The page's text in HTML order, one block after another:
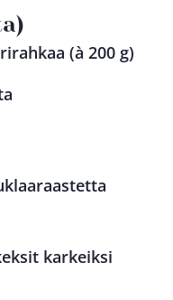
(à 200 g)
karkeiksi